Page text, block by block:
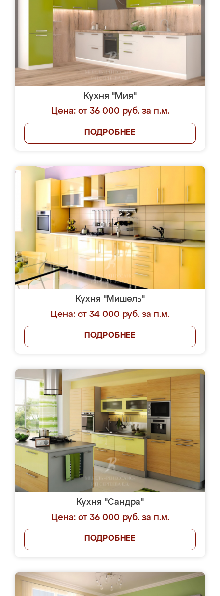
Кухня "Мия"
Цена: от 36 000 руб. за п.м.
ПОДРОБНЕЕ
Кухня "Мишель"
Цена: от 34 000 руб. за п.м.
ПОДРОБНЕЕ
Кухня "Сандра"
Цена: от 36 000 руб. за п.м.
ПОДРОБНЕЕ